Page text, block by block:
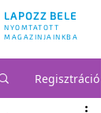
LAPOZZ BELE
NYOMTATOTT
MAGAZINJAINKBA
Regisztráció